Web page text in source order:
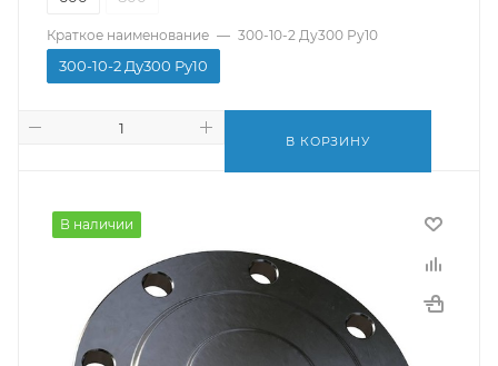
Краткое наименование — 300-10-2 Ду300 Ру10
300-10-2 Ду300 Ру10
В КОРЗИНУ
В наличии